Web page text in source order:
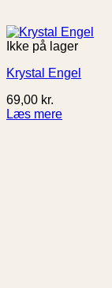
Ikke på lager
Krystal Engel
69,00 kr.
Læs mere